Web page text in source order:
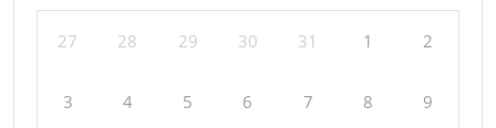
27 28 29 30 31 1 2
3 4 5 6 7 8 9